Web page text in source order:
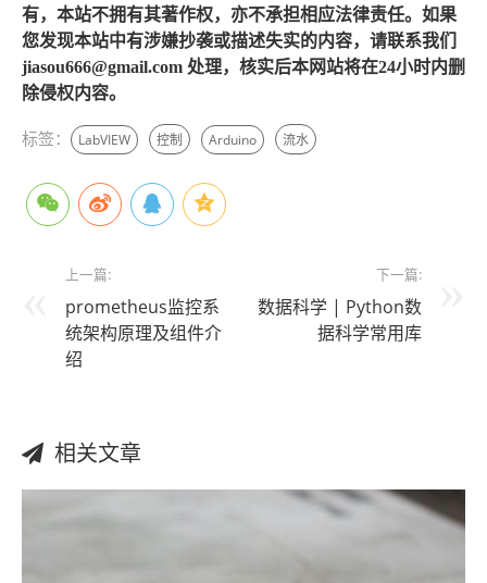
有，本站不拥有其著作权，亦不承担相应法律责任。如果
您发现本站中有涉嫌抄袭或描述失实的内容，请联系我们
jiasou666@gmail.com 处理，核实后本网站将在24小时内删
除侵权内容。
标签： LabVIEW 控制 Arduino 流水
上一篇:
prometheus监控系
统架构原理及组件介
绍
下一篇:
数据科学 | Python数
据科学常用库
相关文章